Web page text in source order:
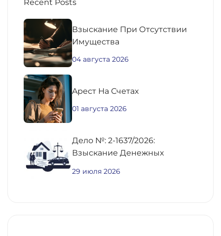
Recent Posts
Взыскание При Отсутствии
Имущества
04 августа 2026
Aрест На Счетах
01 августа 2026
Дело №: 2-1637/2026:
Взыскание Денежных
29 июля 2026